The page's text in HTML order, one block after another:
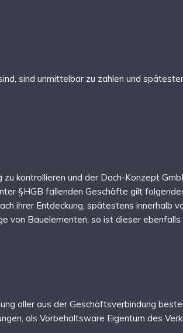
sind unmittelbar zu zahlen und
kontrollieren und der Dach-Konzept
§HGB fallenden Geschäfte gilt
ihrer Entdeckung, spätestens innerhalb
von Bauelementen, so ist dieser
aller aus der Geschäftsverbindung
als Vorbehaltsware Eigentum des